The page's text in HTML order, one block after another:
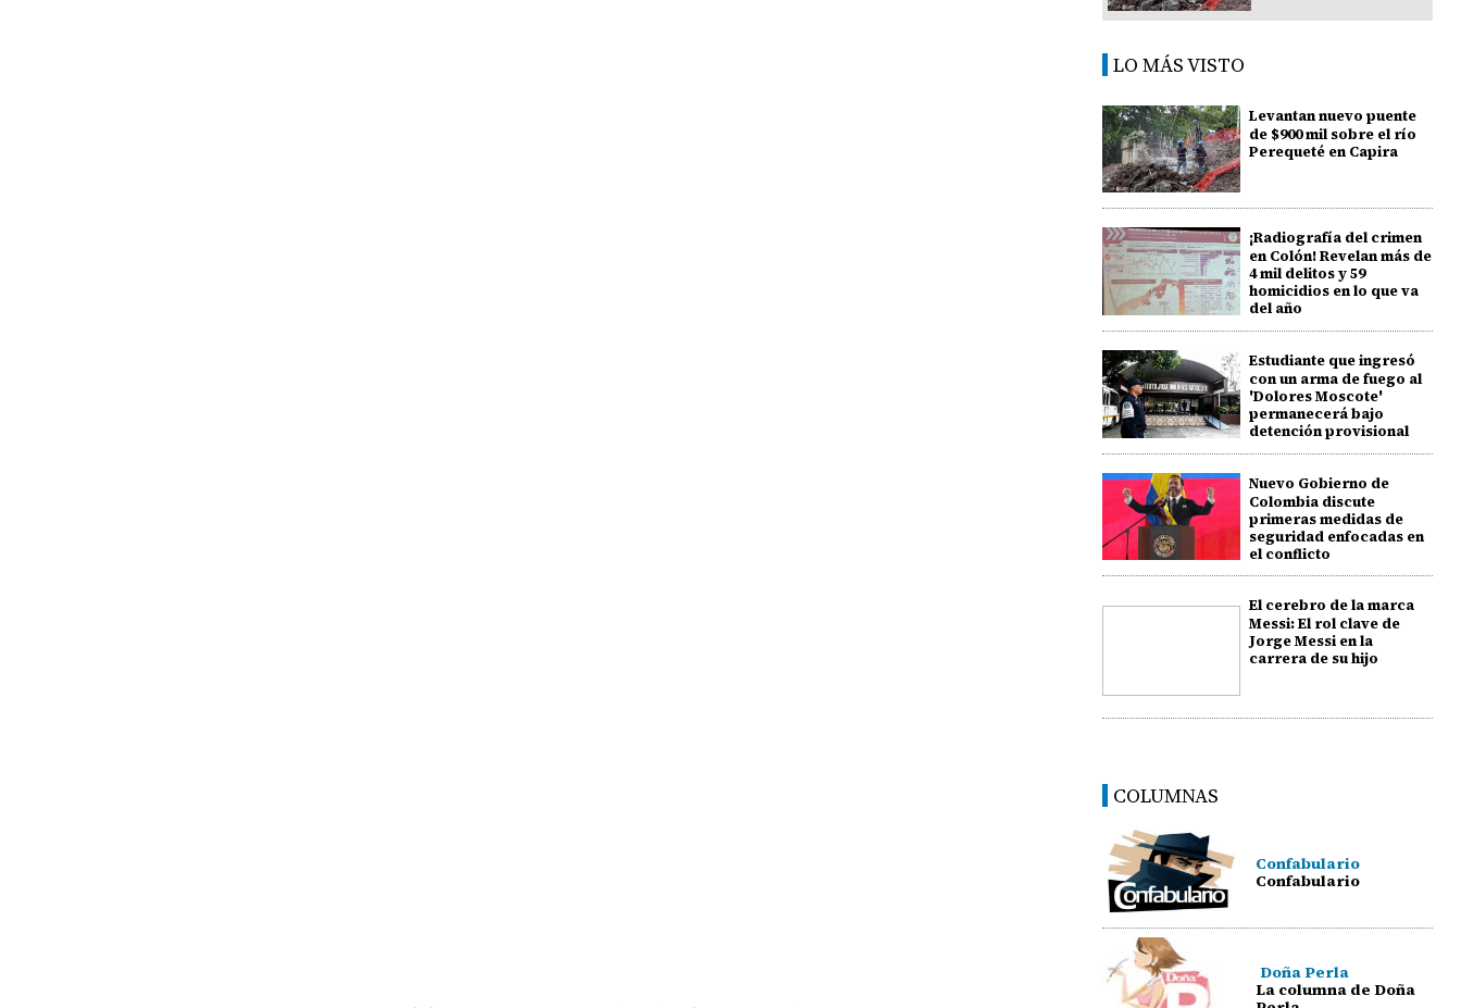
LO MÁS VISTO
Levantan nuevo puente
de $900 mil sobre el río
Perequeté en Capira
¡Radiografía del crimen
en Colón! Revelan más de
4 mil delitos y 59
homicidios en lo que va
del año
Estudiante que ingresó
con un arma de fuego al
'Dolores Moscote'
permanecerá bajo
detención provisional
Nuevo Gobierno de
Colombia discute
primeras medidas de
seguridad enfocadas en
el conflicto
El cerebro de la marca
Messi: El rol clave de
Jorge Messi en la
carrera de su hijo
COLUMNAS
Confabulario
Confabulario
Doña Perla
La columna de Doña